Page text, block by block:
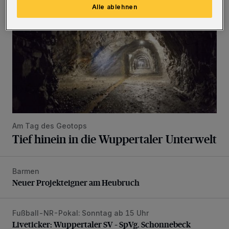
Am Tag des Geotops
Tief hinein in die Wuppertaler Unterwelt
Neuer Projekteigner am Heubruch
Barmen
Neuer Projekteigner am Heubruch
Liveticker: Wuppertaler SV – SpVg. Schonnebeck
Fußball-NR-Pokal: Sonntag ab 15 Uhr
Liveticker: Wuppertaler SV – SpVg. Schonnebeck
Alle ablehnen